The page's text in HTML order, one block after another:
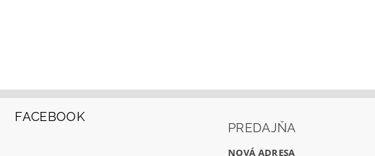
FACEBOOK
PREDAJŇA
NOVÁ ADRESA